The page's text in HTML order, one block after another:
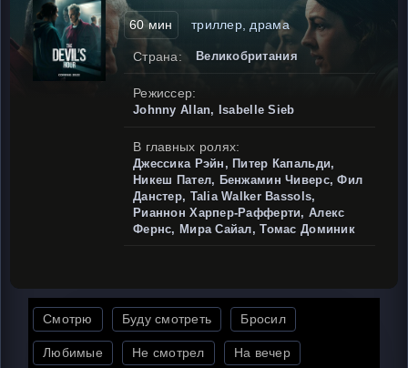
60 мин триллер, драма
Страна: Великобритания
Режиссер:
Johnny Allan, Isabelle Sieb
В главных ролях:
Джессика Рэйн, Питер Капальди,
Никеш Пател, Бенжамин Чиверс, Фил
Данстер, Talia Walker Bassols,
Рианнон Харпер-Рафферти, Алекс
Фернс, Мира Сайал, Томас Доминик
Смотрю Буду смотреть Бросил
Любимые Не смотрел На вечер